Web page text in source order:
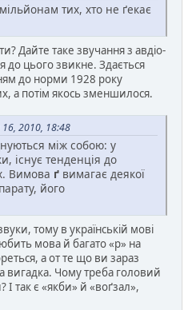
тих, хто не ґекає
Дайте таке звучання з авдіо-
до цього звикне. Здається
до норми 1928 року
а потім якось зменшилося.
2010, 18:48
між собою: у
існує тенденція до
Вимова ґ вимагає деякої
його
тому в українській мові
мова й багато «р» на
а от те що ви зараз
вигадка. Чому треба головий
так є «якби» й «воґзал»,